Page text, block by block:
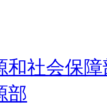
和社会保
部